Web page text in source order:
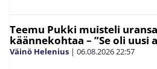
Teemu Pukki muisteli uransa
käännekohtaa – ”Se oli uusi
Väinö Helenius | 06.08.202622:57